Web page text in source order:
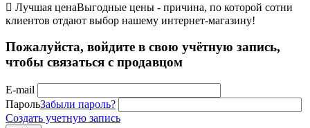
 Лучшая ценаВыгодные цены - причина, по которой сотни
клиентов отдают выбор нашему интернет-магазину!
Пожалуйста, войдите в свою учётную запись,
чтобы связаться с продавцом
E-mail
ПарольЗабыли пароль?
Создать учетную запись